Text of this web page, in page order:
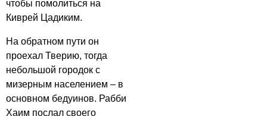
чтобы помолиться на
Киврей Цадиким.
На обратном пути он
проехал Тверию, тогда
небольшой городок с
мизерным населением – в
основном бедуинов. Рабби
Хаим послал своего